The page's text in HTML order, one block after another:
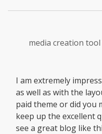
media creation tool
I am extremely
as well as with the
paid theme or did you
keep up the excellent
see a great blog like